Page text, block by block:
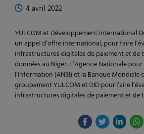
4 avril 2022
YULCOM et Développement international
un appel d’offre international, pour faire
infrastructures digitales de paiement et de
données au Niger. L’Agence Nationale
l’Information (ANSI) et la Banque Mondiale
groupement YULCOM et DID pour faire
infrastructures digitales de paiement et de